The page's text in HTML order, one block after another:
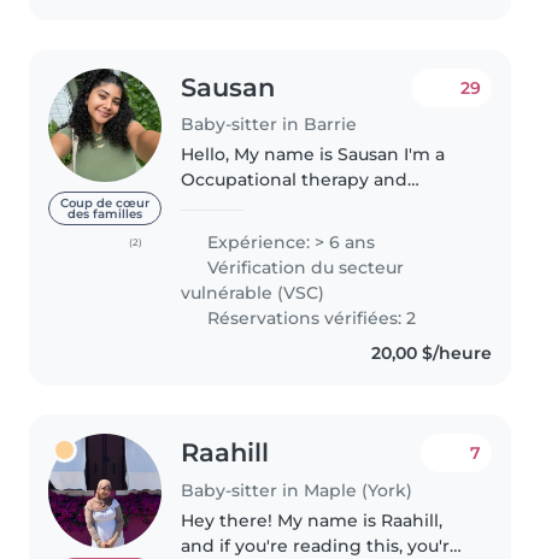
Coup de cœur
des familles
(2)
Sausan
Baby-sitter in Barrie
29
Hello, My name is Sausan I'm a
Occupational therapy and
looking for a family to babysit
should consider me as your
babysitter:..
Expérience: > 6 ans
Vérification du secteur
vulnérable (VSC)
Réservations vérifiées: 2
20,00 $/heure
Raahill
Baby-sitter in Maple (York)
7
Hey there! My name is Raahill,
and if you're reading this, you're